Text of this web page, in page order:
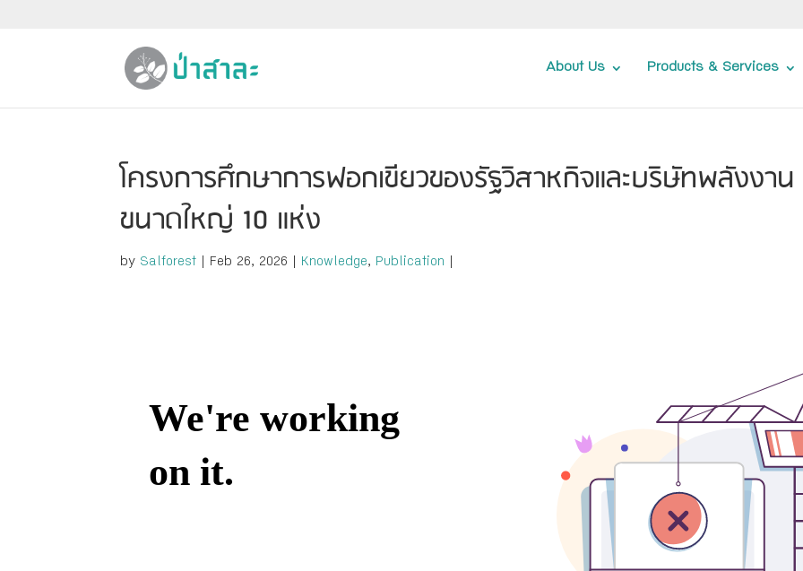
About Us Products & Services
โครงการศึกษาการฟอกเขียวของรัฐวิสาหกิจและบริษัทพลังงาน
ขนาดใหญ่ 10 แห่ง
by Salforest Feb 26, 2026 Knowledge, Publication